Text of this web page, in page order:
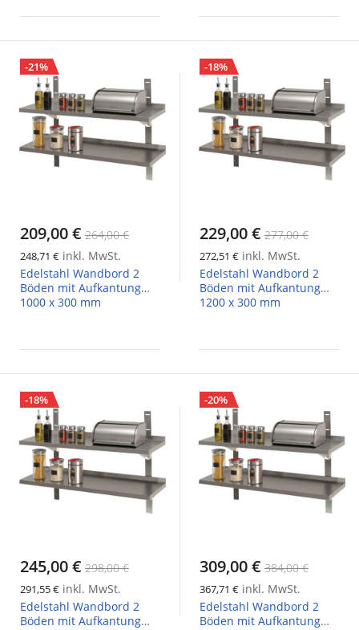
-21%
209,00 € 264,00 €
248,71 € inkl. MwSt.
Edelstahl Wandbord 2
Böden mit Aufkantung
1000 x 300 mm
-18%
229,00 € 277,00 €
272,51 € inkl. MwSt.
Edelstahl Wandbord 2
Böden mit Aufkantung
1200 x 300 mm
-18%
245,00 € 298,00 €
291,55 € inkl. MwSt.
Edelstahl Wandbord 2
Böden mit Aufkantung
-20%
309,00 € 384,00 €
367,71 € inkl. MwSt.
Edelstahl Wandbord 2
Böden mit Aufkantung